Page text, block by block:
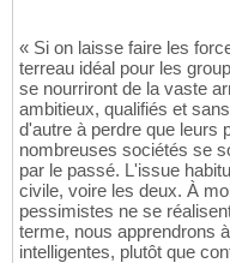
« Si on laisse faire les
terreau idéal pour les
se nourriront de la vaste
ambitieux, qualifiés et
d'autre à perdre que leurs
nombreuses sociétés se
par le passé. L'issue
civile, voire les deux. À
pessimistes ne se
terme, nous apprendrons
intelligentes, plutôt que